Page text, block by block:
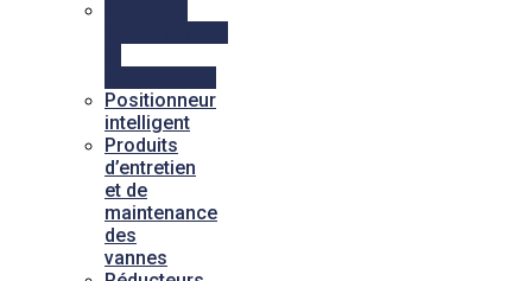
Positionneur
intelligent
Produits
d’entretien
et de
maintenance
des
vannes